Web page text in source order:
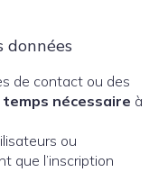
données
de contact ou des
temps nécessaire à
ou
que l’inscription